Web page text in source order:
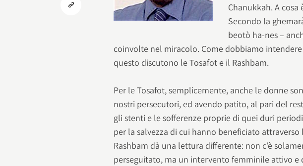
Chanukkah. A
Secondo la
beotò ha-nes –
coinvolte nel miracolo. Come dobbiamo
questo discutono le Tosafot e il Rashbam.
Per le Tosafot, semplicemente, anche le donne
nostri persecutori, ed avendo patito, al pari del
gli stenti e le sofferenze proprie di quei duri
per la salvezza di cui hanno beneficiato
Rashbam dà una lettura differente: non c’è
perseguitato, ma un intervento femminile attivo